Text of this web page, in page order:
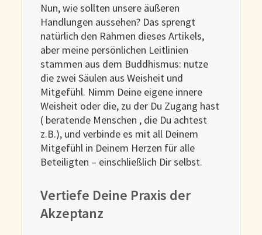
Nun, wie sollten unsere äußeren
Handlungen aussehen? Das sprengt
natürlich den Rahmen dieses Artikels,
aber meine persönlichen Leitlinien
stammen aus dem Buddhismus: nutze
die zwei Säulen aus Weisheit und
Mitgefühl. Nimm Deine eigene innere
Weisheit oder die, zu der Du Zugang hast
( beratende Menschen , die Du achtest
z.B.), und verbinde es mit all Deinem
Mitgefühl in Deinem Herzen für alle
Beteiligten – einschließlich Dir selbst.
Vertiefe Deine Praxis der
Akzeptanz